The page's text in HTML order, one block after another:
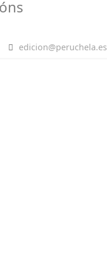
edicion@peruchela.es